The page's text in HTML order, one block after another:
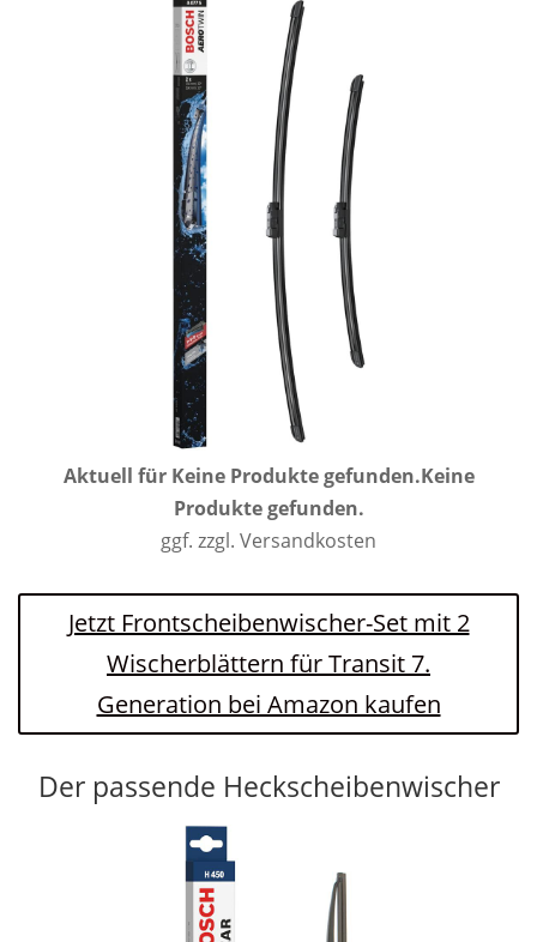
Aktuell für Keine Produkte gefunden.Keine
Produkte gefunden.
ggf. zzgl. Versandkosten
Jetzt Frontscheibenwischer-Set mit 2
Wischerblättern für Transit 7.
Generation bei Amazon kaufen
Der passende Heckscheibenwischer